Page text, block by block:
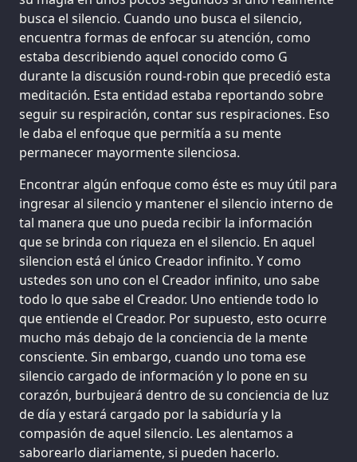
busca el silencio. Cuando uno busca el silencio,
encuentra formas de enfocar su atención, como
estaba describiendo aquel conocido como G
durante la discusión round-robin que precedió esta
meditación. Esta entidad estaba reportando sobre
seguir su respiración, contar sus respiraciones. Eso
le daba el enfoque que permitía a su mente
permanecer mayormente silenciosa.
Encontrar algún enfoque como éste es muy útil para
ingresar al silencio y mantener el silencio interno de
tal manera que uno pueda recibir la información
que se brinda con riqueza en el silencio. En aquel
silencion está el único Creador infinito. Y como
ustedes son uno con el Creador infinito, uno sabe
todo lo que sabe el Creador. Uno entiende todo lo
que entiende el Creador. Por supuesto, esto ocurre
mucho más debajo de la conciencia de la mente
consciente. Sin embargo, cuando uno toma ese
silencio cargado de información y lo pone en su
corazón, burbujeará dentro de su conciencia de luz
de día y estará cargado por la sabiduría y la
compasión de aquel silencio. Les alentamos a
saborearlo diariamente, si pueden hacerlo.